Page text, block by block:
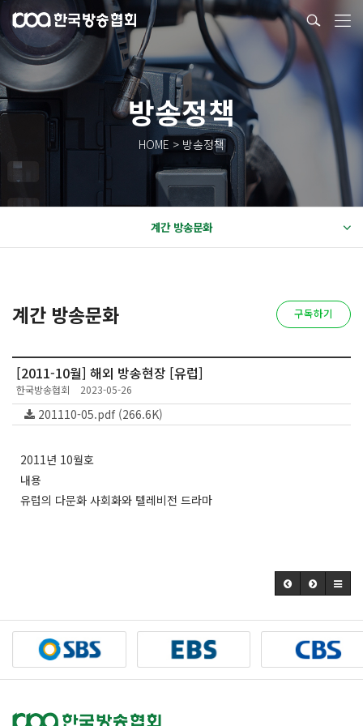
방송정책
HOME > 방송정책
계간 방송문화
계간 방송문화 구독하기
[2011-10월] 해외 방송현장 [유럽]
한국방송협회 2023-05-26
201110-05.pdf (266.6K)
2011년 10월호
내용
유럽의 다문화 사회화와 텔레비전 드라마